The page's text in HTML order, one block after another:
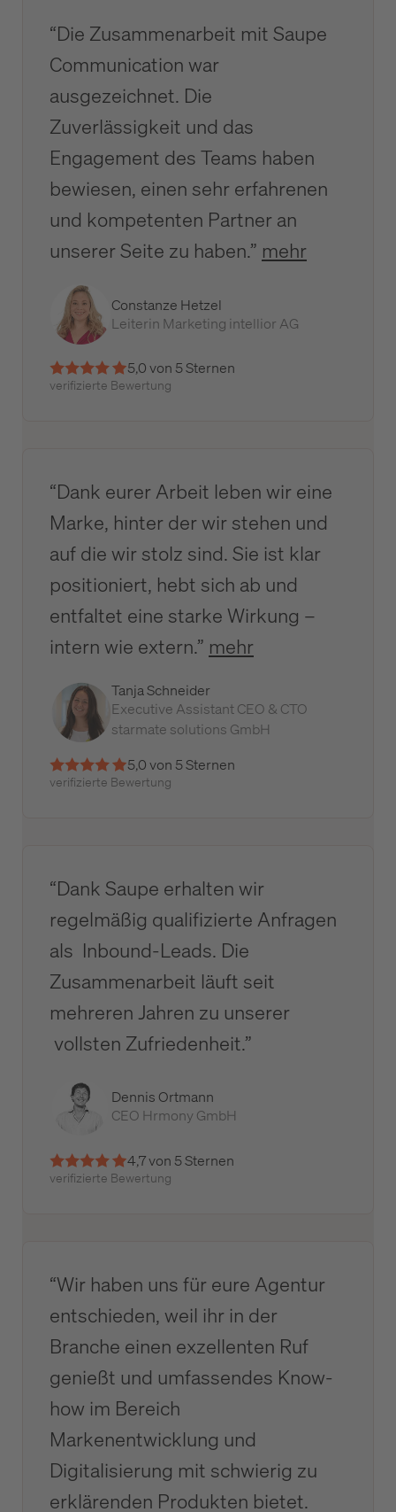
“Die Zusammenarbeit mit Saupe
Communication war
ausgezeichnet. Die
Zuverlässigkeit und das
Engagement des Teams haben
bewiesen, einen sehr erfahrenen
und kompetenten Partner an
unserer Seite zu haben.” mehr
Constanze Hetzel
Leiterin Marketing intellior AG
5,0 von 5 Sternen
verifizierte Bewertung
“Dank eurer Arbeit leben wir eine
Marke, hinter der wir stehen und
auf die wir stolz sind. Sie ist klar
positioniert, hebt sich ab und
entfaltet eine starke Wirkung –
intern wie extern.” mehr
Tanja Schneider
Executive Assistant CEO & CTO
starmate solutions GmbH
5,0 von 5 Sternen
verifizierte Bewertung
“Dank Saupe erhalten wir
regelmäßig qualifizierte Anfragen
als Inbound-Leads. Die
Zusammenarbeit läuft seit
mehreren Jahren zu unserer
vollsten Zufriedenheit.”
Dennis Ortmann
CEO Hrmony GmbH
4,7 von 5 Sternen
verifizierte Bewertung
“Wir haben uns für eure Agentur
entschieden, weil ihr in der
Branche einen exzellenten Ruf
genießt und umfassendes Know-
how im Bereich
Markenentwicklung und
Digitalisierung mit schwierig zu
erklärenden Produkten bietet.